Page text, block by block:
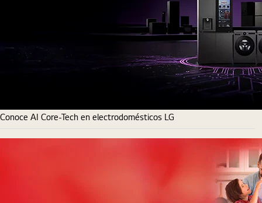
Conoce AI Core-Tech en electrodomésticos LG